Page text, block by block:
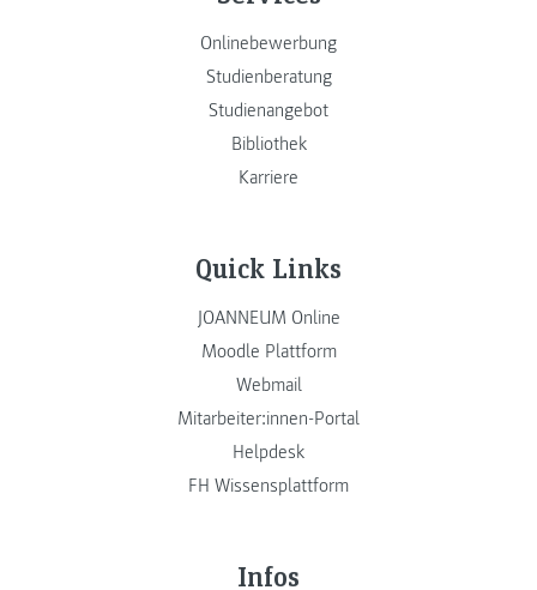
Onlinebewerbung
Studienberatung
Studienangebot
Bibliothek
Karriere
Quick Links
JOANNEUM Online
Moodle Plattform
Webmail
Mitarbeiter:innen-Portal
Helpdesk
FH Wissensplattform
Infos